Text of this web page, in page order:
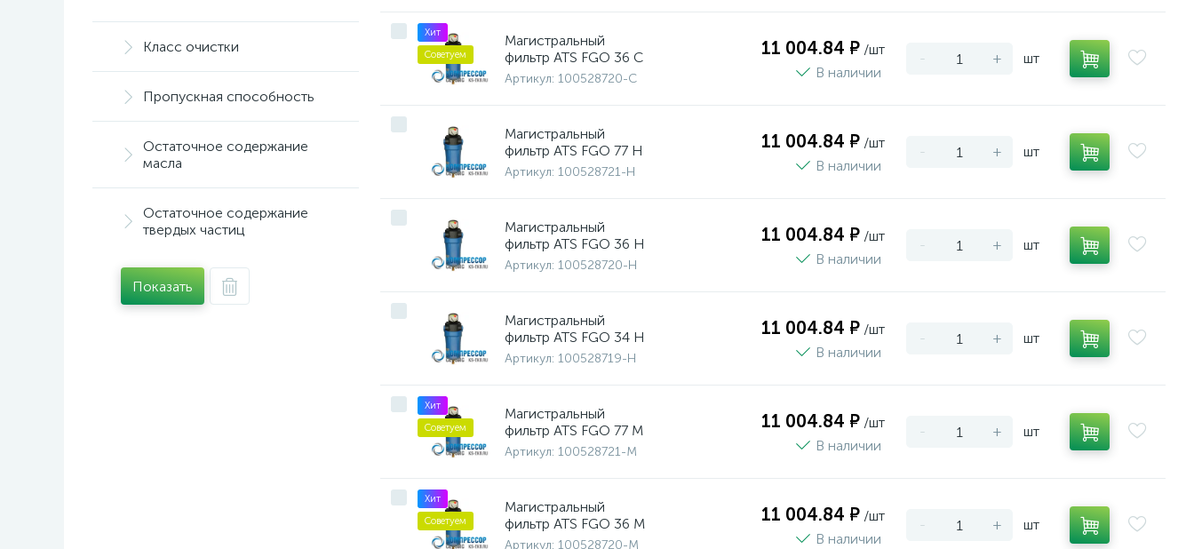
Класс очистки
Пропускная способность
Остаточное содержание
масла
Остаточное содержание
твердых частиц
Показать
Хит
Советуем
Магистральный
фильтр ATS FGO 36 C
Артикул: 100528720-C
11 004.84 ₽ /шт
В наличии
- + шт
Магистральный
фильтр ATS FGO 77 H
Артикул: 100528721-H
11 004.84 ₽ /шт
В наличии
- + шт
Магистральный
фильтр ATS FGO 36 H
Артикул: 100528720-H
11 004.84 ₽ /шт
В наличии
- + шт
Магистральный
фильтр ATS FGO 34 H
Артикул: 100528719-H
11 004.84 ₽ /шт
В наличии
- + шт
Хит
Советуем
Магистральный
фильтр ATS FGO 77 M
Артикул: 100528721-M
11 004.84 ₽ /шт
В наличии
- + шт
Хит
Советуем
Магистральный
фильтр ATS FGO 36 M
Артикул: 100528720-M
11 004.84 ₽ /шт
В наличии
- + шт